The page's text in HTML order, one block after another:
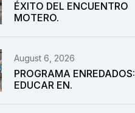
ÉXITO DEL ENCUENTRO
MOTERO.
August 6, 2026
PROGRAMA ENREDADOS:
EDUCAR EN.